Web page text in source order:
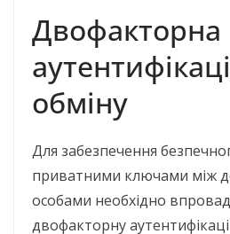
Двофакторна
обміну
Для забезпечення
приватними ключами між
особами необхідно
двофакторну